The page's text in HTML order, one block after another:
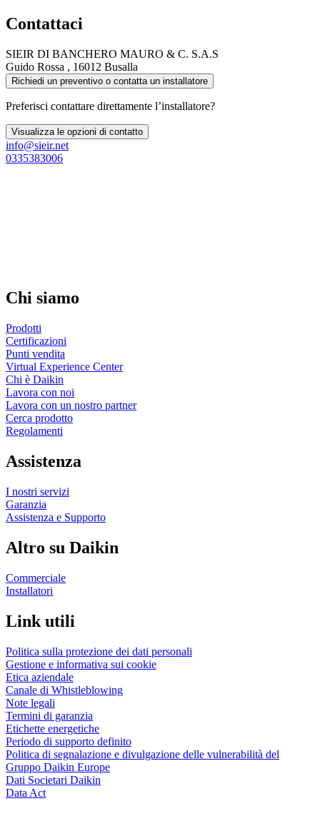
Contattaci
SIEIR DI BANCHERO MAURO & C. S.A.S
Guido Rossa , 16012 Busalla
Richiedi un preventivo o contatta un installatore
Preferisci contattare direttamente l’installatore?
Visualizza le opzioni di contatto
info@sieir.net
0335383006
Chi siamo
Prodotti
Certificazioni
Punti vendita
Virtual Experience Center
Chi è Daikin
Lavora con noi
Lavora con un nostro partner
Cerca prodotto
Regolamenti
Assistenza
I nostri servizi
Garanzia
Assistenza e Supporto
Altro su Daikin
Commerciale
Installatori
Link utili
Politica sulla protezione dei dati personali
Gestione e informativa sui cookie
Etica aziendale
Canale di Whistleblowing
Note legali
Termini di garanzia
Etichette energetiche
Periodo di supporto definito
Politica di segnalazione e divulgazione delle vulnerabilità del
Gruppo Daikin Europe
Dati Societari Daikin
Data Act